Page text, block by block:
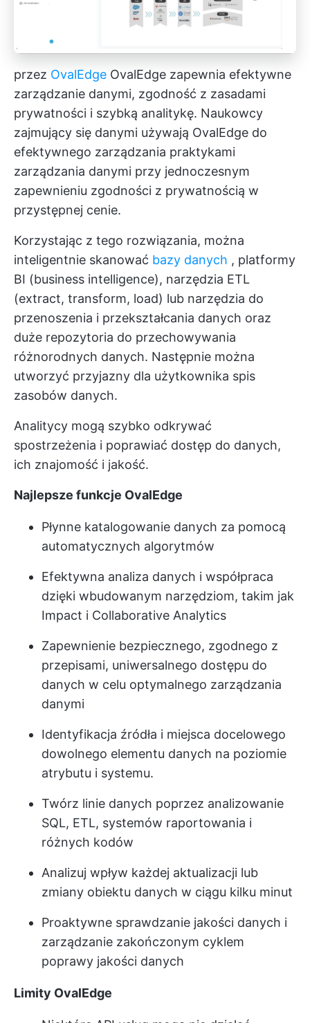
przez OvalEdge OvalEdge zapewnia efektywne
zarządzanie danymi, zgodność z zasadami
prywatności i szybką analitykę. Naukowcy
zajmujący się danymi używają OvalEdge do
efektywnego zarządzania praktykami
zarządzania danymi przy jednoczesnym
zapewnieniu zgodności z prywatnością w
przystępnej cenie.
Korzystając z tego rozwiązania, można
inteligentnie skanować bazy danych , platformy
BI (business intelligence), narzędzia ETL
(extract, transform, load) lub narzędzia do
przenoszenia i przekształcania danych oraz
duże repozytoria do przechowywania
różnorodnych danych. Następnie można
utworzyć przyjazny dla użytkownika spis
zasobów danych.
Analitycy mogą szybko odkrywać
spostrzeżenia i poprawiać dostęp do danych,
ich znajomość i jakość.
Najlepsze funkcje OvalEdge
Płynne katalogowanie danych za pomocą
automatycznych algorytmów
Efektywna analiza danych i współpraca
dzięki wbudowanym narzędziom, takim jak
Impact i Collaborative Analytics
Zapewnienie bezpiecznego, zgodnego z
przepisami, uniwersalnego dostępu do
danych w celu optymalnego zarządzania
danymi
Identyfikacja źródła i miejsca docelowego
dowolnego elementu danych na poziomie
atrybutu i systemu.
Twórz linie danych poprzez analizowanie
SQL, ETL, systemów raportowania i
różnych kodów
Analizuj wpływ każdej aktualizacji lub
zmiany obiektu danych w ciągu kilku minut
Proaktywne sprawdzanie jakości danych i
zarządzanie zakończonym cyklem
poprawy jakości danych
Limity OvalEdge